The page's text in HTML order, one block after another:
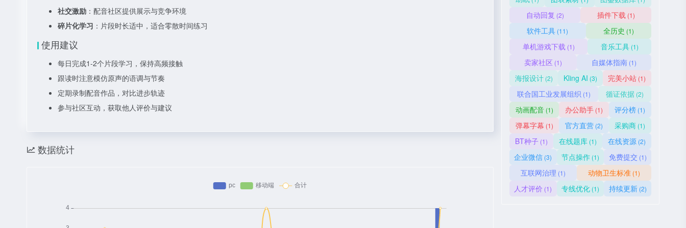
社交激励 ：配音社区提供展示与竞争环境
碎片化学习 ：片段时长适中，适合零散时间练习
使用建议
每日完成1-2个片段学习，保持高频接触
跟读时注意模仿原声的语调与节奏
定期录制配音作品，对比进步轨迹
参与社区互动，获取他人评价与建议
数据统计
自动回复 (2) 插件下载 (1)
软件工具 (11) 全历史 (1)
单机游戏下载 (1) 音乐工具(1)
卖家社区 (1) 自媒体指南 (1)
海报设计(2) Kling AI (3) 完美小站 (1)
联合国工业发展组织 (1) 循证依据 (2)
动画配音(1) 办公助手(1) 评分榜 (1)
弹幕字幕 (1) 官方直营(2) 采购商 (1)
BT种子 (1) 在线题库 (1) 在线资源 (2)
企业微信 (3) 节点操作 (1) 免费提交 (1)
互联网治理 (1) 动物卫生标准 (1)
人才评价 (1) 专线优化 (1) 持续更新(2)